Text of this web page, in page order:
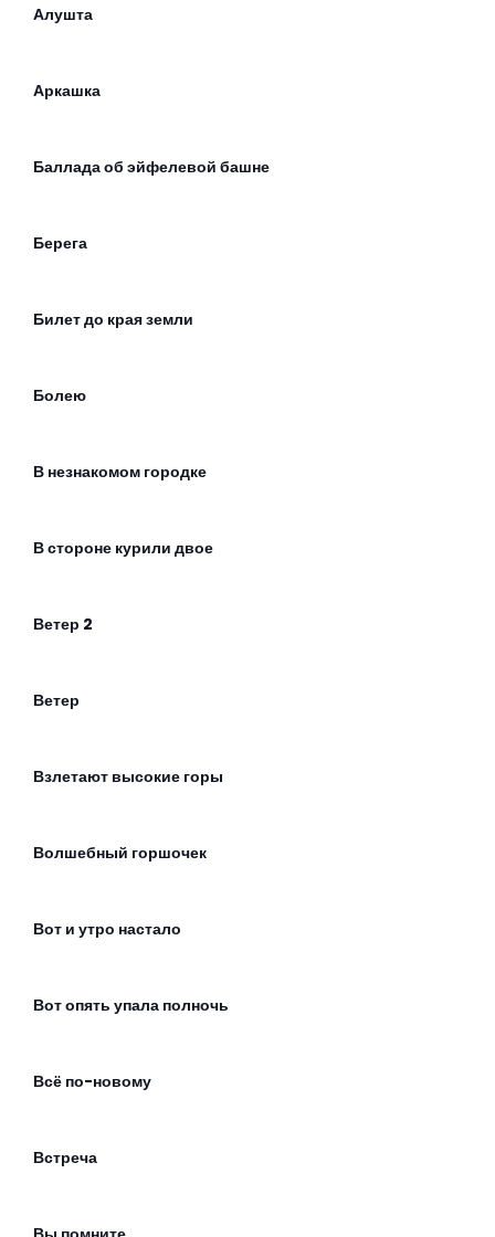
Алушта
Аркашка
Баллада об эйфелевой башне
Берега
Билет до края земли
Болею
В незнакомом городке
В стороне курили двое
Ветер 2
Ветер
Взлетают высокие горы
Волшебный горшочек
Вот и утро настало
Вот опять упала полночь
Всё по-новому
Встреча